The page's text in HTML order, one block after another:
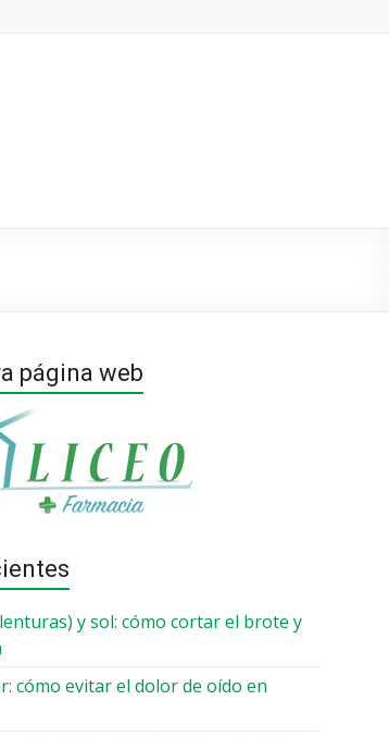
página web
y sol: cómo cortar el brote y
cómo evitar el dolor de oído en